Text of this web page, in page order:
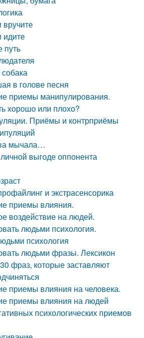
вручите
идите
путь
в голове песня
приемы манипулирования.
хорошо или плохо?
Приёмы и контрприёмы
мычала…
выгоде оппонента
и экстрасенсорика
приемы влияния.
воздействие на людей.
людьми психология.
психология
людьми фразы. Лексикон
фраз, которые заставляют
приемы влияния на человека.
приемы влияния на людей
психологических приемов